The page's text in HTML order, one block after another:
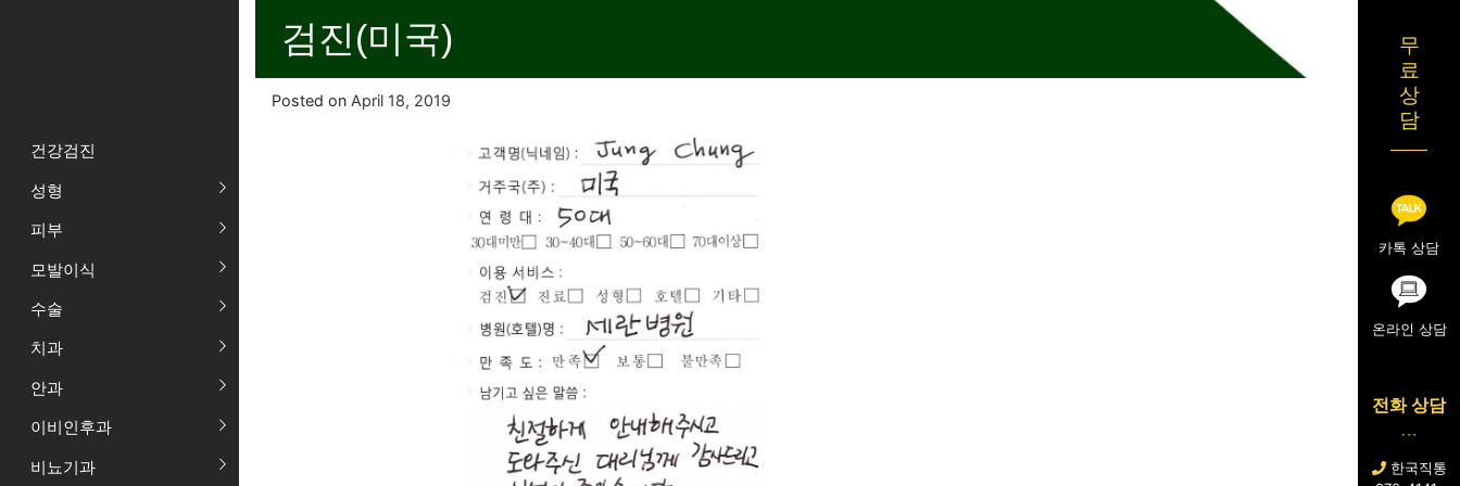
건강검진
성형
피부
모발이식
수술
치과
안과
이비인후과
비뇨기과
검진(미국)
Posted on April 18, 2019
무
료
상
담
카톡 상담
온라인 상담
전화 상담
한국직통